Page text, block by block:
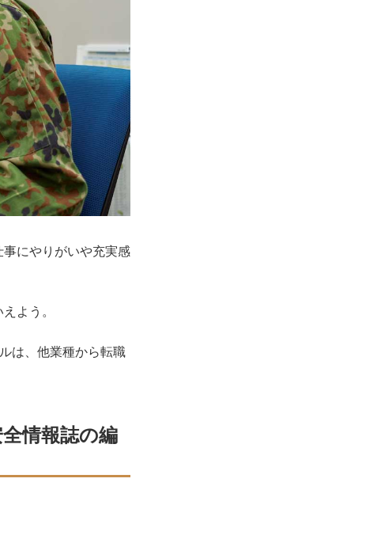
事にやりがいや充実感
よう。
は、他業種から転職
情報誌の編